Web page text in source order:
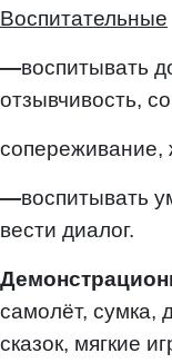
Воспитательные
—воспитывать
отзывчивость,
сопереживание,
—воспитывать
вести диалог.
самолёт, сумка,
сказок, мягкие